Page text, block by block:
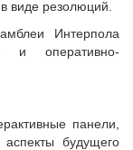
виде резолюций.
Интерпола
и оперативно-
панели,
будущего